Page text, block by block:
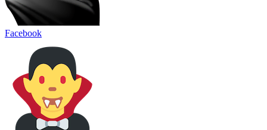
Facebook